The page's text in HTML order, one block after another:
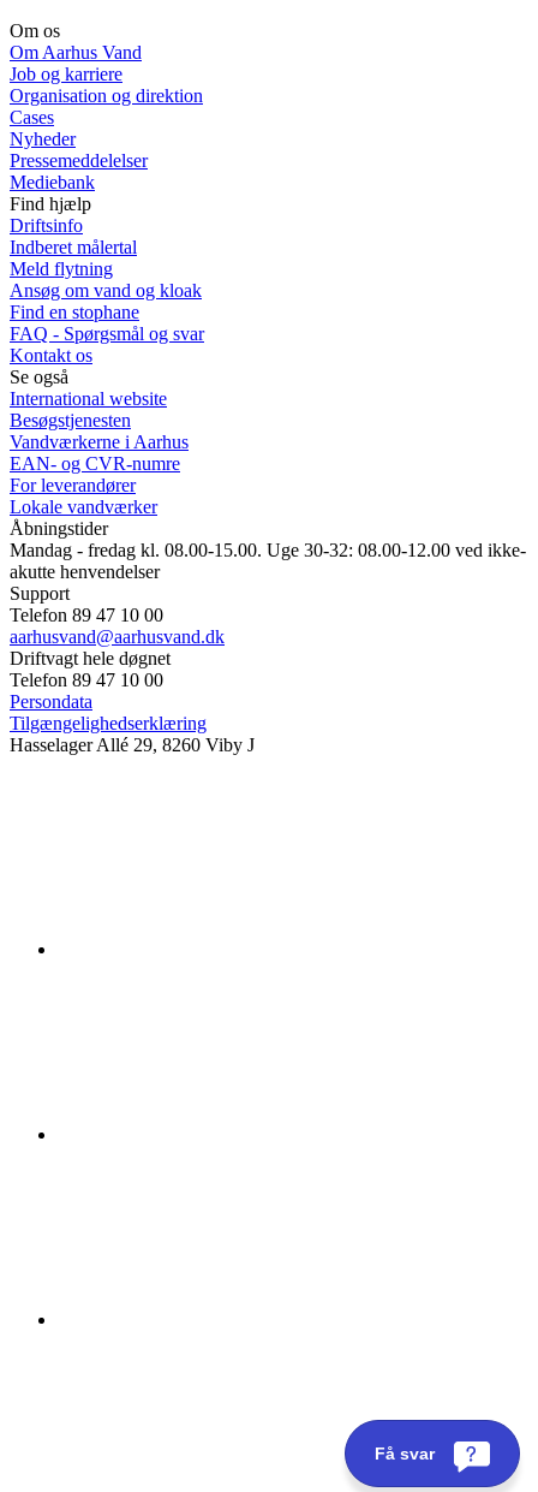
Om os
Om Aarhus Vand
Job og karriere
Organisation og direktion
Cases
Nyheder
Pressemeddelelser
Mediebank
Find hjælp
Driftsinfo
Indberet målertal
Meld flytning
Ansøg om vand og kloak
Find en stophane
FAQ - Spørgsmål og svar
Kontakt os
Se også
International website
Besøgstjenesten
Vandværkerne i Aarhus
EAN- og CVR-numre
For leverandører
Lokale vandværker
Åbningstider
Mandag - fredag kl. 08.00-15.00. Uge 30-32: 08.00-12.00 ved ikke-
akutte henvendelser
Support
Telefon 89 47 10 00
aarhusvand@aarhusvand.dk
Driftvagt hele døgnet
Telefon 89 47 10 00
Persondata
Tilgængelighedserklæring
Hasselager Allé 29, 8260 Viby J
Få svar